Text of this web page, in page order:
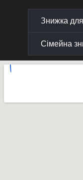
Знижка
Сімейна